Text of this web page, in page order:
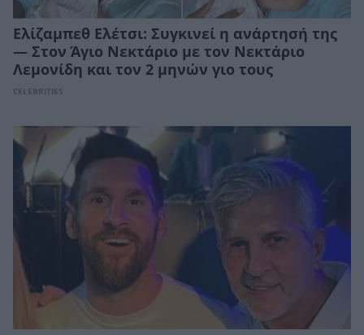
Ελίζαμπεθ Ελέτσι: Συγκινεί η ανάρτησή της
— Στον Άγιο Νεκτάριο με τον Νεκτάριο
Λεμονίδη και τον 2 μηνών γιο τους
CELEBRITIES